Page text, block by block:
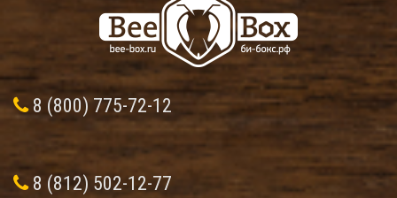
8 (800) 775-72-12
8 (812) 502-12-77